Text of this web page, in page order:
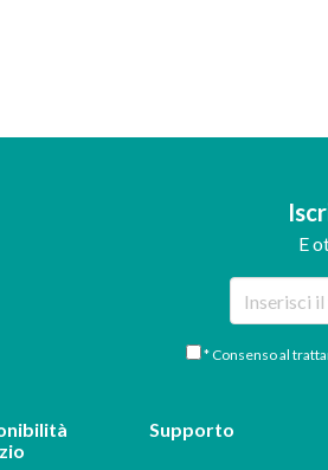
E
* Consenso al
Supporto